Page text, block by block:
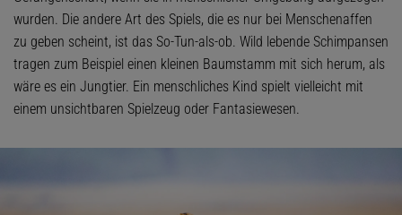
wurden. Die andere Art des Spiels, die es nur bei Menschenaffen
zu geben scheint, ist das So-Tun-als-ob. Wild lebende Schimpansen
tragen zum Beispiel einen kleinen Baumstamm mit sich herum, als
wäre es ein Jungtier. Ein menschliches Kind spielt vielleicht mit
einem unsichtbaren Spielzeug oder Fantasiewesen.